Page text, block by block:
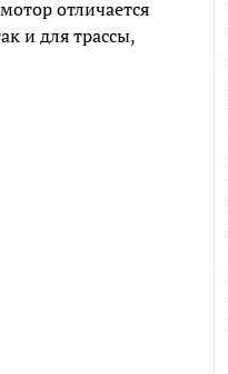
отличается
и для трассы,